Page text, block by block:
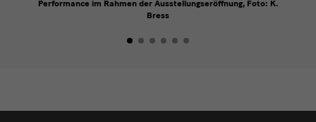
Performance im Rahmen der Ausstellungseröffnung, Foto: K.
Bress